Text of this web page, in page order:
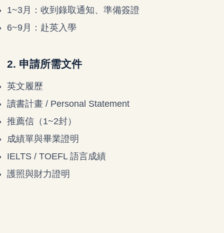
1~3月：收到錄取通知、準備簽證
6~9月：赴英入學
2. 申請所需文件
英文履歷
讀書計畫 / Personal Statement
推薦信（1~2封）
成績單與畢業證明
IELTS / TOEFL 語言成績
護照與財力證明